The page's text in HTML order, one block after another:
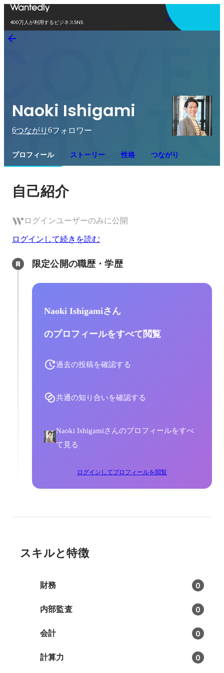
400万人が利用するビジネスSNS
アプリを使う
Naoki Ishigami
6つながり 6フォロワー
プロフィール ストーリー 性格 つながり
自己紹介
ログインユーザーのみに公開
ログインして続きを読む
限定公開の職歴・学歴
Naoki Ishigamiさん
のプロフィールをすべて閲覧
過去の投稿を確認する
共通の知り合いを確認する
Naoki Ishigamiさんのプロフィールをすべ
て見る
ログインしてプロフィールを閲覧
スキルと特徴
財務 0
内部監査 0
会計 0
計算力 0